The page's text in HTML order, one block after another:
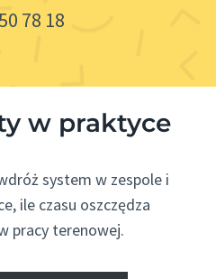
78 18
w praktyce
system w zespole i
ile czasu oszczędza
pracy terenowej.